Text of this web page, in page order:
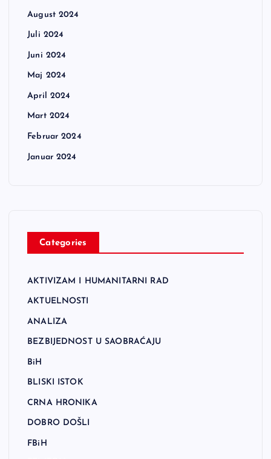
August 2024
Juli 2024
Juni 2024
Maj 2024
April 2024
Mart 2024
Februar 2024
Januar 2024
Categories
AKTIVIZAM I HUMANITARNI RAD
AKTUELNOSTI
ANALIZA
BEZBIJEDNOST U SAOBRAĆAJU
BiH
BLISKI ISTOK
CRNA HRONIKA
DOBRO DOŠLI
FBiH